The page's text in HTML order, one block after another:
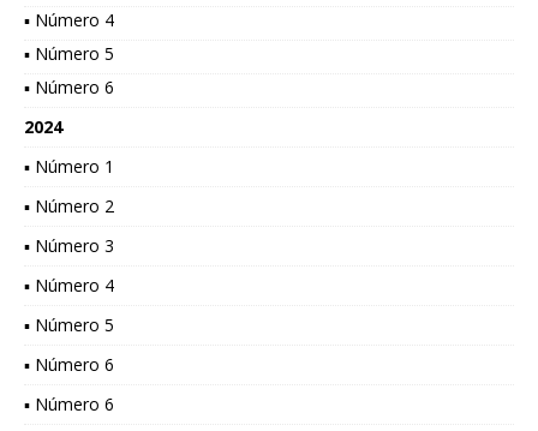
▪ Número 4
▪ Número 5
▪ Número 6
2024
▪ Número 1
▪ Número 2
▪ Número 3
▪ Número 4
▪ Número 5
▪ Número 6
▪ Número 6